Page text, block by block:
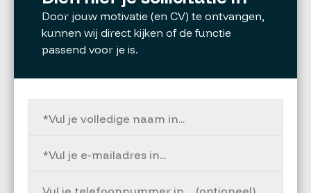
Door jouw motivatie (en CV) te ontvangen,
kunnen wij direct kijken of de functie
passend voor je is.